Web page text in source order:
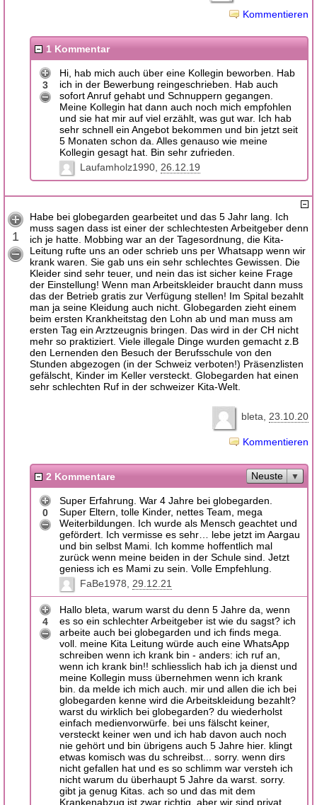
Kommentieren
1 Kommentar
3
Hi, hab mich auch über eine Kollegin beworben. Hab
ich in der Bewerbung reingeschrieben. Hab auch
sofort Anruf gehabt und Schnuppern gegangen.
Meine Kollegin hat dann auch noch mich empfohlen
und sie hat mir auf viel erzählt, was gut war. Ich hab
sehr schnell ein Angebot bekommen und bin jetzt seit
5 Monaten schon da. Alles genauso wie meine
Kollegin gesagt hat. Bin sehr zufrieden.
Laufamholz1990 26.12.19
1
Habe bei globegarden gearbeitet und das 5 Jahr lang. Ich
muss sagen dass ist einer der schlechtesten Arbeitgeber denn
ich je hatte. Mobbing war an der Tagesordnung, die Kita-
Leitung rufte uns an oder schrieb uns per Whatsapp wenn wir
krank waren. Sie gab uns ein sehr schlechtes Gewissen. Die
Kleider sind sehr teuer, und nein das ist sicher keine Frage
der Einstellung! Wenn man Arbeitskleider braucht dann muss
das der Betrieb gratis zur Verfügung stellen! Im Spital bezahlt
man ja seine Kleidung auch nicht. Globegarden zieht einem
beim ersten Krankheitstag den Lohn ab und man muss am
ersten Tag ein Arztzeugnis bringen. Das wird in der CH nicht
mehr so praktiziert. Viele illegale Dinge wurden gemacht z.B
den Lernenden den Besuch der Berufsschule von den
Stunden abgezogen (in der Schweiz verboten!) Präsenzlisten
gefälscht, Kinder im Keller versteckt. Globegarden hat einen
sehr schlechten Ruf in der schweizer Kita-Welt.
bleta 23.10.20
Kommentieren
2 Kommentare Neuste
0
Super Erfahrung. War 4 Jahre bei globegarden.
Super Eltern, tolle Kinder, nettes Team, mega
Weiterbildungen. Ich wurde als Mensch geachtet und
gefördert. Ich vermisse es sehr… lebe jetzt im Aargau
und bin selbst Mami. Ich komme hoffentlich mal
zurück wenn meine beiden in der Schule sind. Jetzt
geniess ich es Mami zu sein. Volle Empfehlung.
FaBe1978
29.12.21
4
Hallo bleta, warum warst du denn 5 Jahre da, wenn
es so ein schlechter Arbeitgeber ist wie du sagst? ich
arbeite auch bei globegarden und ich finds mega.
voll. meine Kita Leitung würde auch eine WhatsApp
schreiben wenn ich krank bin - anders: ich ruf an,
wenn ich krank bin!! schliesslich hab ich ja dienst und
meine Kollegin muss übernehmen wenn ich krank
bin. da melde ich mich auch. mir und allen die ich bei
globegarden kenne wird die Arbeitskleidung bezahlt?
warst du wirklich bei globegarden? du wiederholst
einfach medienvorwürfe. bei uns fälscht keiner,
versteckt keiner wen und ich hab davon auch noch
nie gehört und bin übrigens auch 5 Jahre hier. klingt
etwas komisch was du schreibst... sorry. wenn dirs
nicht gefallen hat und es so schlimm war versteh ich
nicht warum du überhaupt 5 Jahre da warst. sorry.
gibt ja genug Kitas. ach so und das mit dem
Krankenabzug ist zwar richtig, aber wir sind privat